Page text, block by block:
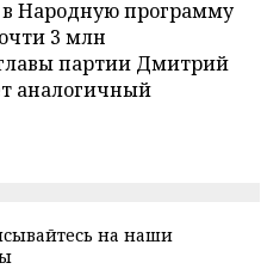
в Народную программу
3 млн
партии Дмитрий
аналогичный
на наши